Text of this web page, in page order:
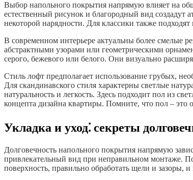
Выбор напольного покрытия напрямую влияет на
естественный рисунок и благородный вид создадут
некоторой нарядности. Для классики также
В современном интерьере актуальны более смелые
абстрактными узорами или геометрическими
серого, бежевого или белого. Они визуально
Стиль лофт предполагает использование грубых,
Для скандинавского стиля характерны светлые
натуральность и легкость. Здесь подходит пол из
концепта дизайна квартиры. Помните, что пол – это
Укладка и уход⁚ секреты
Долговечность напольного покрытия напрямую
привлекательный вид при неправильном монтаже.
поверхность, правильно обработать щели и зазоры,